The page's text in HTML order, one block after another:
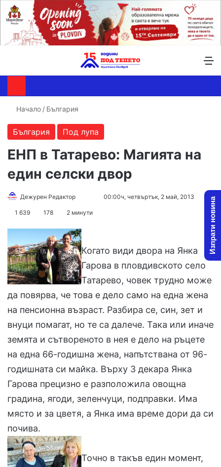
Начало / България
България Под лупа
ЕНП в Татарево: Магията на
един селски двор
Дежурен Редактор
w
o
n
X
n
e
m
a
l
00:00ч, четвъртък, 2 май, 2013
1 639 178 2 минути
Когато види двора на Янка
Гарова в пловдивското село
Татарево, човек трудно може
да повярва, че това е дело само на една жена
на пенсионна възраст. Разбира се, син, зет и
внуци помагат, но те са далече. Така или иначе
земята и сътвореното в нея е дело на ръцете
на една 66-годишна жена, напътствана от 96-
годишната си майка. Върху 3 декара Янка
Гарова прецизно е разположила овощна
градина, ягоди, зеленчуци, подправки. Има
място и за цветя, а Янка има време дори да си
почива.
Точно в такъв един момент,
Изпрати новина